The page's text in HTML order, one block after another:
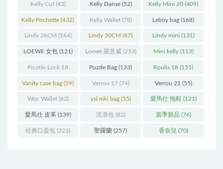
Kelly Cut(43) Kelly Danse(52) Kelly Mini 20 (409)
Kelly Pochette (432) Kelly Wallet(78) Leboy bag (168)
Lindy 26CM (164) Lindy 30CM (47) Lindy mini (131)
LOEWE 女包(121) Loewe 羅意威(253) Mini kelly(113)
Picotin Lock 18
(202)
Puzzle Bag (133) Roulis 18 (155)
Vanity case bag (59) Verrou 17(74) Verrou 21 (55)
Woc Wallet(62) ysl niki bag(55) 愛馬仕 拖鞋(121)
愛馬仕 皮革(139) 流浪包(82) 當季新品 (76)
经典口盖包 (223) 聖羅蘭 (257) 香奈兒 (70)